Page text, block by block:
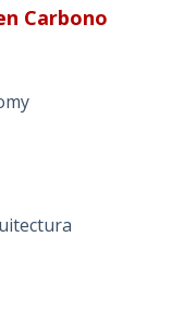
Carbono